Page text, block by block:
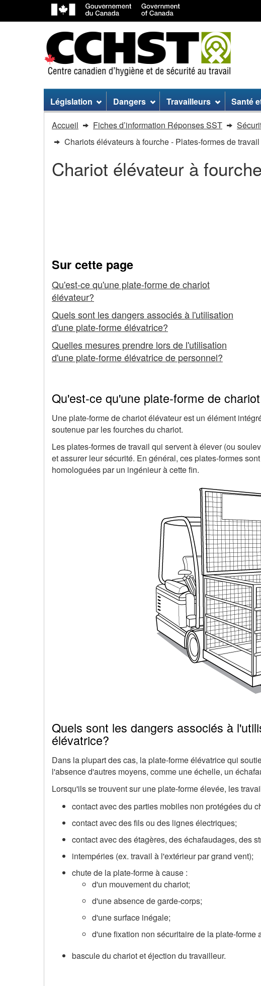
Menu
du
site
Législation Dangers Travailleurs Santé
fourche
Plates-
formes
personnel
Accueil Fiches d’information Réponses SST
Chariots élévateurs à fourche - Plates-formes de
Chariot élévateur à fourche
Sur cette page
Qu'est-ce qu'une plate-forme de chariot
élévateur?
Quels sont les dangers associés à l'utilisation
d'une plate-forme élévatrice?
Quelles mesures prendre lors de l'utilisation
d'une plate-forme élévatrice de personnel?
Qu'est-ce qu'une plate-forme de
Une plate-forme de chariot élévateur est un élément
soutenue par les fourches du chariot.
Les plates-formes de travail qui servent à élever (ou
et assurer leur sécurité. En général, ces plates-formes
homologuées par un ingénieur à cette fin.
Quels sont les dangers associés à
élévatrice?
Dans la plupart des cas, la plate-forme élévatrice qui
l'absence d'autres moyens, comme une échelle, un
Lorsqu'ils se trouvent sur une plate-forme élevée, les
contact avec des parties mobiles non protégées du
contact avec des fils ou des lignes électriques;
contact avec des étagères, des échafaudages, des
intempéries (ex. travail à l'extérieur par grand vent);
chute de la plate-forme à cause :
d'un mouvement du chariot;
d'une absence de garde-corps;
d'une surface inégale;
d'une fixation non sécuritaire de la plate-forme
bascule du chariot et éjection du travailleur.